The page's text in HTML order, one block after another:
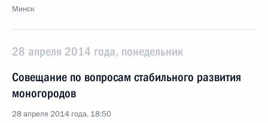
Минск
28 апреля 2014 года, понедельник
Совещание по вопросам стабильного развития
моногородов
28 апреля 2014 года, 18:50